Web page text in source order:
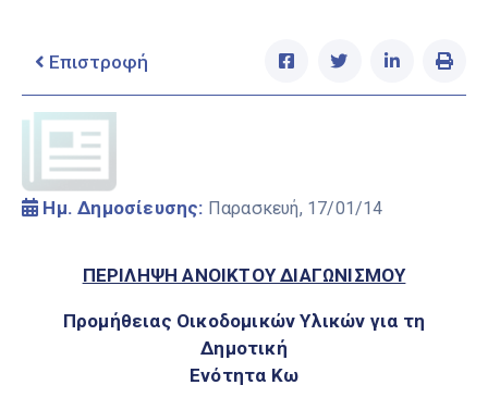
Επιστροφή
Ημ. Δημοσίευσης: Παρασκευή, 17/01/14
ΠΕΡΙΛΗΨΗ ΑΝΟΙΚΤΟΥ ΔΙΑΓΩΝΙΣΜΟΥ
Προμήθειας Οικοδομικών Υλικών για τη
Δημοτική
Ενότητα Κω